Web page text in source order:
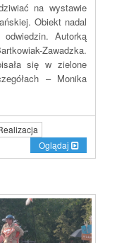
na wystawie
Obiekt nadal
Autorką
Zawadzka.
się w zielone
– Monika
Oglądaj